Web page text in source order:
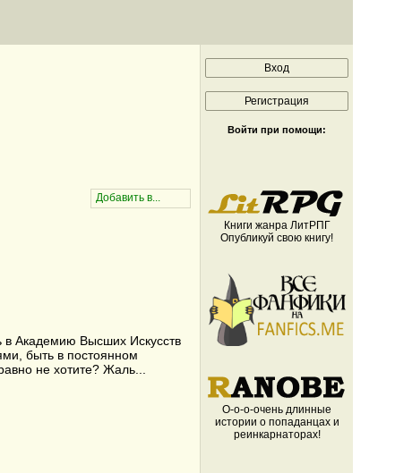
в Академию Высших Искусств
быть в постоянном
не хотите? Жаль...
Войти при помощи:
Книги жанра ЛитРПГ
Опубликуй свою книгу!
О-о-о-очень длинные
истории о попаданцах и
реинкарнаторах!